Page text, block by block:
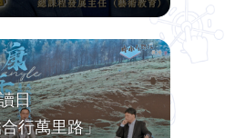
日
行萬里路」